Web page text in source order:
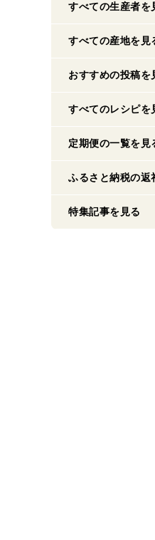
すべての生産者を
すべての産地を見
おすすめの投稿を
すべてのレシピを
定期便の一覧を見
ふるさと納税の返
特集記事を見る